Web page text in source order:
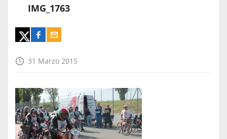
IMG_1763
31 Marzo 2015